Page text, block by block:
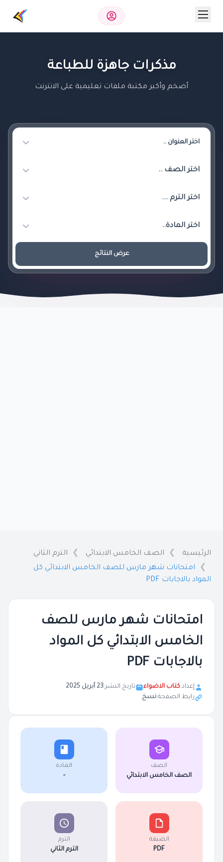
مذكرات جاهزة للطباعة
أضخم وأكبر مكتبة ملفات تعليمية على الانترنت
عرض النتائج
الرئيسية الصف الخامس الابتدائي
الترم الثاني
امتحانات شهر مارس للصف الخامس الابتدائي كل
المواد بالاجابات PDF
امتحانات شهر مارس للصف
الخامس الابتدائي كل المواد
بالاجابات PDF
إعداد:كتاب الاضواء تاريخ النشر:23 أبريل 2025
رابط الصفحة:نسخ
الصف
الصف الخامس الابتدائي
المادة
-
الصيغة
PDF
الترم
الترم الثاني